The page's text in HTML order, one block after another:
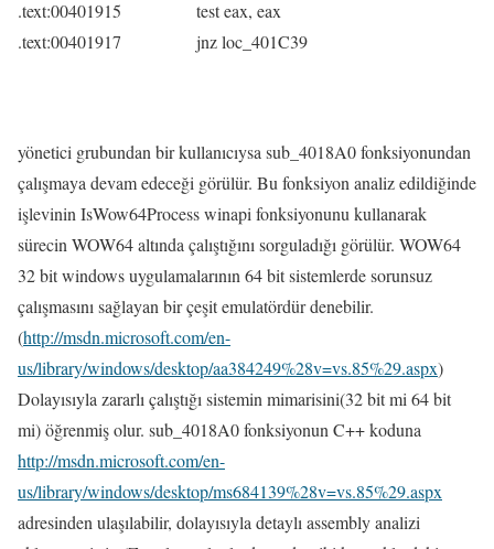
.text:00401915 test eax, eax
.text:00401917 jnz loc_401C39
yönetici grubundan bir kullanıcıysa sub_4018A0 fonksiyonundan
çalışmaya devam edeceği görülür. Bu fonksiyon analiz edildiğinde
işlevinin IsWow64Process winapi fonksiyonunu kullanarak
sürecin WOW64 altında çalıştığını sorguladığı görülür. WOW64
32 bit windows uygulamalarının 64 bit sistemlerde sorunsuz
çalışmasını sağlayan bir çeşit emulatördür denebilir.
(http://msdn.microsoft.com/en-
us/library/windows/desktop/aa384249%28v=vs.85%29.aspx)
Dolayısıyla zararlı çalıştığı sistemin mimarisini(32 bit mi 64 bit
mi) öğrenmiş olur. sub_4018A0 fonksiyonun C++ koduna
http://msdn.microsoft.com/en-
us/library/windows/desktop/ms684139%28v=vs.85%29.aspx
adresinden ulaşılabilir, dolayısıyla detaylı assembly analizi